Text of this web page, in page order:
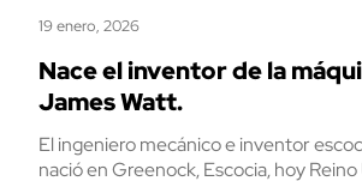
19 enero, 2026
Nace el inventor de la
James Watt.
El ingeniero mecánico e inventor
nació en Greenock, Escocia, hoy Reino